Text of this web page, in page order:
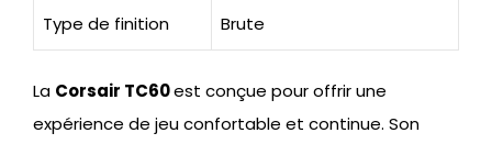
Type de finition Brute
La Corsair TC60est conçue pour offrir une
expérience de jeu confortable et continue. Son